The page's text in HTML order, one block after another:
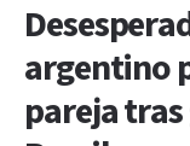
argentino
pareja